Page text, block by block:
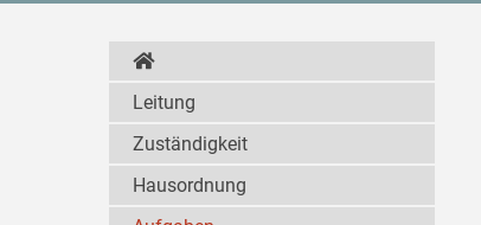
Leitung
Zuständigkeit
Hausordnung